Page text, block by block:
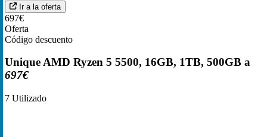
Ir a la oferta
697€
Oferta
Código descuento
Unique AMD Ryzen 5 5500, 16GB, 1TB, 500GB a
697€
7 Utilizado